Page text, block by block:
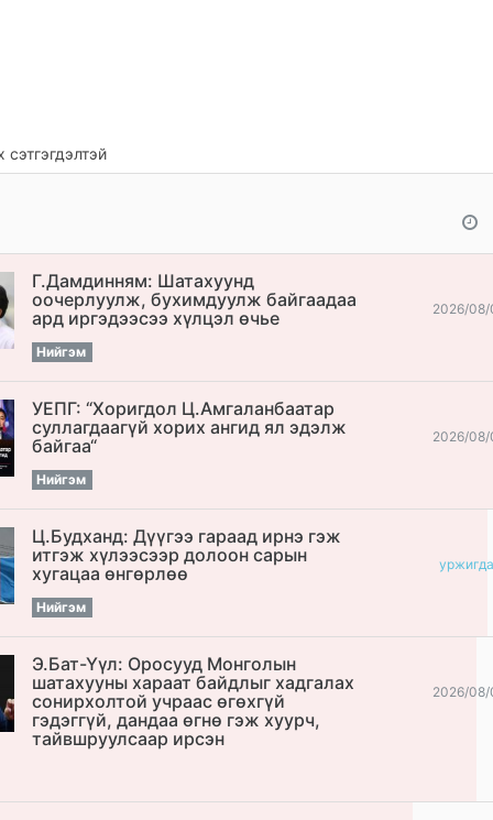
Г.Дамдинням: Шатахуунд
оочерлуулж, бухимдуулж байгаадаа
ард иргэдээсээ хүлцэл өчье
Нийгэм
2026/08/
УЕПГ: “Хоригдол Ц.Амгаланбаатар
cуллагдаагүй хорих ангид ял эдэлж
байгаа“
Нийгэм
2026/08/
Ц.Будханд: Дүүгээ гараад ирнэ гэж
итгэж хүлээсээр долоон сарын
хугацаа өнгөрлөө
Нийгэм
Э.Бат-Үүл: Оросууд Монголын
шатахууны хараат байдлыг хадгалах
сонирхолтой учраас өгөхгүй
гэдэггүй, дандаа өгнө гэж хуурч,
тайвшруулсаар ирсэн
2026/08/